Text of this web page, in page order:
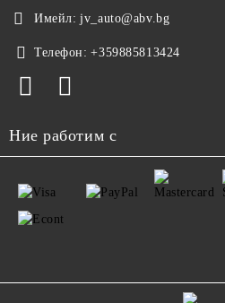
Имейл: jv_auto@abv.bg
Телефон: +359885813424
Ние работим с